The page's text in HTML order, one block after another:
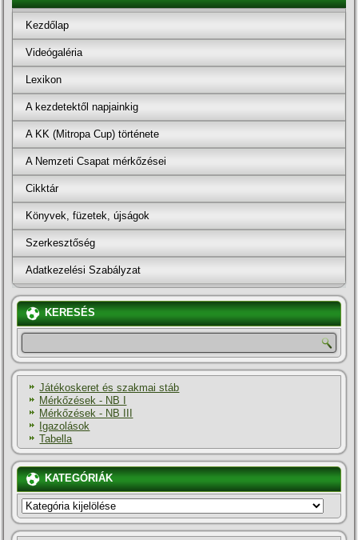
Kezdőlap
Videógaléria
Lexikon
A kezdetektől napjainkig
A KK (Mitropa Cup) története
A Nemzeti Csapat mérkőzései
Cikktár
Könyvek, füzetek, újságok
Szerkesztőség
Adatkezelési Szabályzat
KERESÉS
Játékoskeret és szakmai stáb
Mérkőzések - NB I
Mérkőzések - NB III
Igazolások
Tabella
KATEGÓRIÁK
KATEGÓRIÁK